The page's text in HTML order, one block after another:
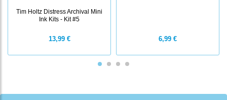
Tim Holtz Distress Archival Mini
Ink Kits - Kit #5
13,99 € 6,99 €